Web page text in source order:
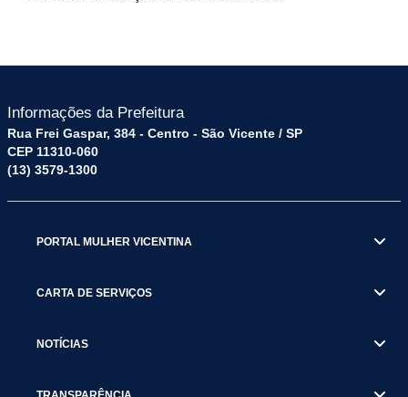
Informações da Prefeitura
Rua Frei Gaspar, 384 - Centro - São Vicente / SP
CEP 11310-060
(13) 3579-1300
PORTAL MULHER VICENTINA
CARTA DE SERVIÇOS
NOTÍCIAS